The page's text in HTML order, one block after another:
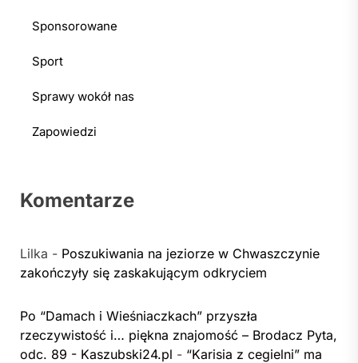
Sponsorowane
Sport
Sprawy wokół nas
Zapowiedzi
Komentarze
Lilka - Poszukiwania na jeziorze w Chwaszczynie
zakończyły się zaskakującym odkryciem
Po “Damach i Wieśniaczkach” przyszła
rzeczywistość i… piękna znajomość – Brodacz Pyta,
odc. 89 - Kaszubski24.pl - “Karisia z cegielni” ma